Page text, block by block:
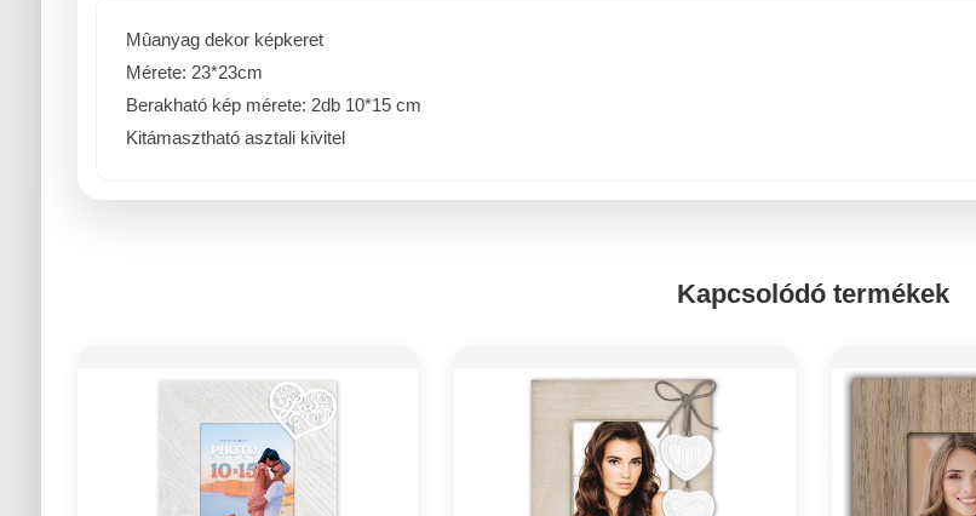
Mûanyag dekor képkeret
Mérete: 23*23cm
Berakható kép mérete: 2db 10*15 cm
Kitámasztható asztali kivitel
Kapcsolódó termékek